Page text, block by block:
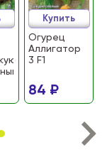
Огурец
Аллигатор
3 F1
84 ₽
Купить